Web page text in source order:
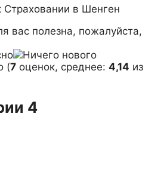
вас полезна, пожалуйста,
(7 оценок, среднее: 4,14 из
4